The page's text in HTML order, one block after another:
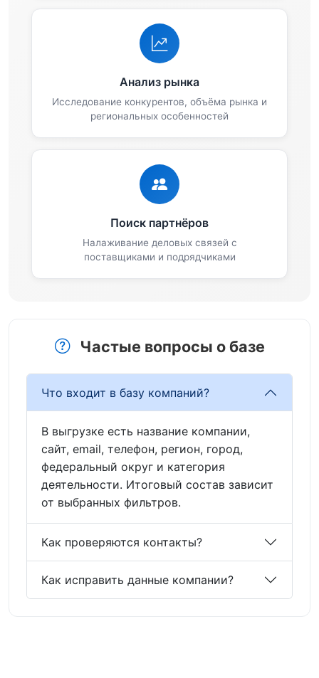
Анализ рынка
Исследование конкурентов, объёма рынка и
региональных особенностей
Поиск партнёров
Налаживание деловых связей с
поставщиками и подрядчиками
Частые вопросы о базе
Что входит в базу компаний?
В выгрузке есть название компании,
сайт, email, телефон, регион, город,
федеральный округ и категория
деятельности. Итоговый состав зависит
от выбранных фильтров.
Как проверяются контакты?
Как исправить данные компании?